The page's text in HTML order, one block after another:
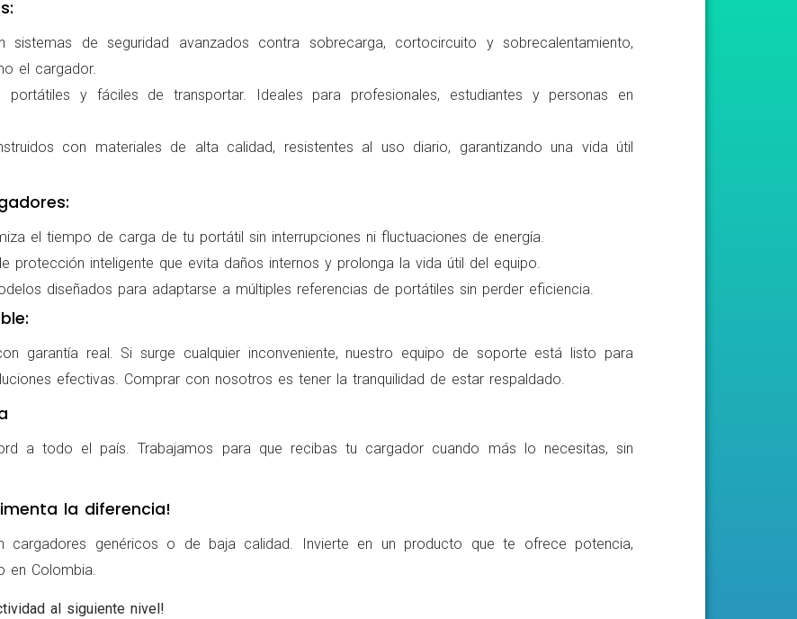
sistemas de seguridad avanzados contra sobrecarga, cortocircuito y sobrecalentamiento,
el cargador.
portátiles y fáciles de transportar. Ideales para profesionales, estudiantes y personas en
con materiales de alta calidad, resistentes al uso diario, garantizando una vida útil
el tiempo de carga de tu portátil sin interrupciones ni fluctuaciones de energía.
protección inteligente que evita daños internos y prolonga la vida útil del equipo.
diseñados para adaptarse a múltiples referencias de portátiles sin perder eficiencia.
garantía real. Si surge cualquier inconveniente, nuestro equipo de soporte está listo para
efectivas. Comprar con nosotros es tener la tranquilidad de estar respaldado.
a todo el país. Trabajamos para que recibas tu cargador cuando más lo necesitas, sin
la diferencia!
genéricos o de baja calidad. Invierte en un producto que te ofrece potencia,
en Colombia.
al siguiente nivel!